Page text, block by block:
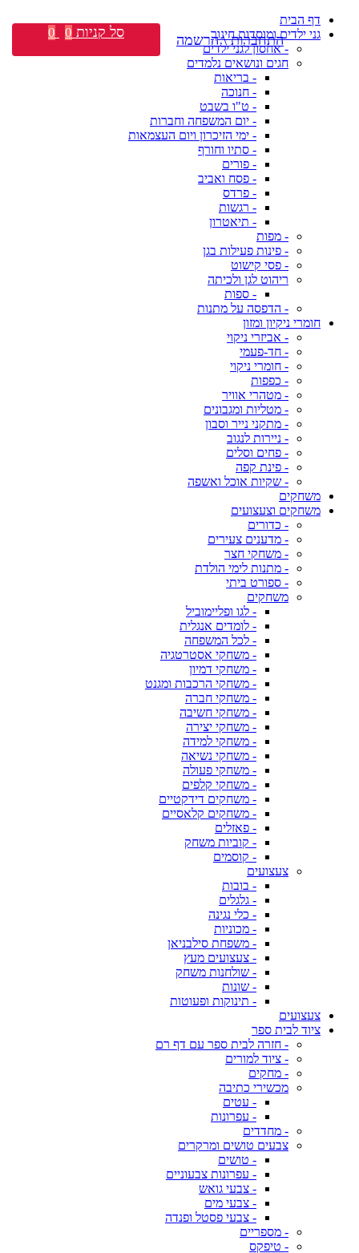
דף הבית
גני ילדים ומוסדות חינוך
- אחסון לגני ילדים
חגים ונושאים נלמדים
- בריאות
- חנוכה
- ט"ו בשבט
- יום המשפחה וחברות
- ימי הזיכרון ויום העצמאות
- סתיו וחורף
- פורים
- פסח ואביב
- פרדס
- רגשות
- תיאטרון
- מפות
- פינות פעילות בגן
- פסי קישוט
ריהוט לגן ולכיתה
- ספות
- הדפסה על מתנות
חומרי ניקיון ומזון
- אביזרי ניקוי
- חד-פעמי
- חומרי ניקוי
- כפפות
- מטהרי אוויר
- מטליות ומגבונים
- מתקני נייר וסבון
- ניירות לנגוב
- פחים וסלים
- פינת קפה
- שקיות אוכל ואשפה
משחקים
משחקים וצעצועים
- כדורים
- מדענים צעירים
- משחקי חצר
- מתנות לימי הולדת
- ספורט ביתי
משחקים
- לגו ופליימוביל
- לומדים אנגלית
- לכל המשפחה
- משחקי אסטרטגיה
- משחקי דמיון
- משחקי הרכבות ומגנט
- משחקי חברה
- משחקי חשיבה
- משחקי יצירה
- משחקי למידה
- משחקי נשיאה
- משחקי פעולה
- משחקי קלפים
- משחקים דידקטיים
- משחקים קלאסיים
- פאזלים
- קוביות משחק
- קוסמים
צעצועים
- בובות
- גלגלים
- כלי נגינה
- מכוניות
- משפחת סילבניאן
- צעצועים מעץ
- שולחנות משחק
- שונות
- תינוקות ופעוטות
צעצועים
ציוד לבית ספר
- חזרה לבית ספר עם דף רם
- ציוד למורים
- מחקים
מכשירי כתיבה
- עטים
- עפרונות
- מחדדים
צבעים טושים ומרקרים
- טושים
- עפרונות צבעוניים
- צבעי גואש
- צבעי מים
- צבעי פסטל ופנדה
- מספריים
- טיפקס
התחברות \ הרשמה סל קניות 0
0